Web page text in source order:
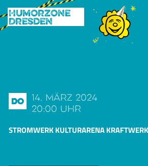
Humorzone
Dresden
Do
14. März 2024
20:00 Uhr
STROMWERK KULTURARENA